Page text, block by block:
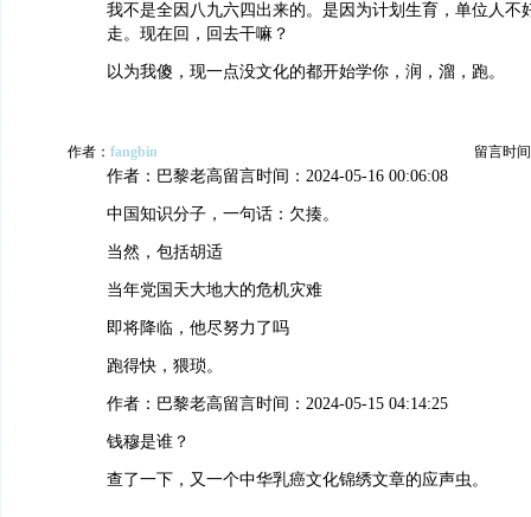
我不是全因八九六四出来的。是因为计划生育，单位人不
走。现在回，回去干嘛？
以为我傻，现一点没文化的都开始学你，润，溜，跑。
作者： fangbin 留言时
作者：巴黎老高留言时间：2024-05-16 00:06:08
中国知识分子，一句话：欠揍。
当然，包括胡适
当年党国天大地大的危机灾难
即将降临，他尽努力了吗
跑得快，猥琐。
作者：巴黎老高留言时间：2024-05-15 04:14:25
钱穆是谁？
查了一下，又一个中华乳癌文化锦绣文章的应声虫。